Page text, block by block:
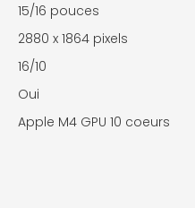
15/16 pouces
2880 x 1864 pixels
16/10
Oui
Apple M4 GPU 10 coeurs